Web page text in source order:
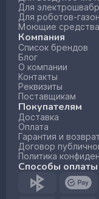
Для электрошвабр
Для роботов-
Моющие средства
Компания
Список брендов
Блог
О компании
Контакты
Реквизиты
Поставщикам
Покупателям
Доставка
Оплата
Гарантия и возврат
Договор
Политика
Способы оплаты